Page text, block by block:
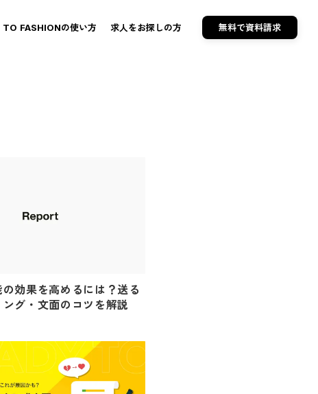
TO FASHIONの使い方 求人をお探しの方 無料で資料請求
効果を高めるには？送る
グ・文面のコツを解説